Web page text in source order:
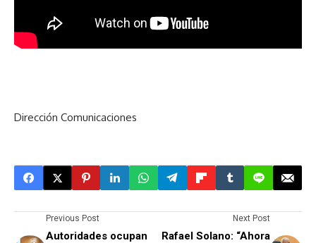
Dirección Comunicaciones
Previous Post
Autoridades ocupan
Next Post
Rafael Solano: “Ahora